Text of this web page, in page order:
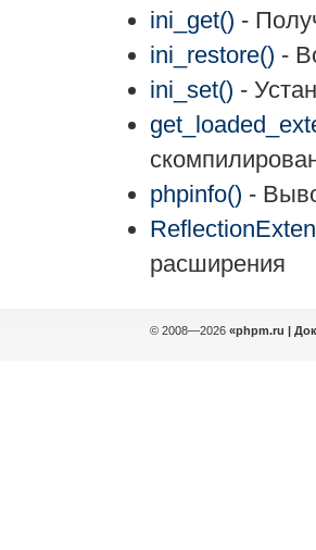
ini_get() -
ini_restore() -
ini_set() -
phpinfo() -
расширения
© 2008—2026 «phpm.ru |